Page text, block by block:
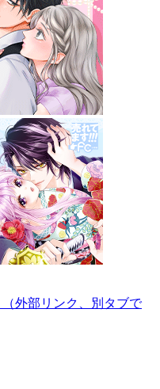
（外部リンク、別タブで